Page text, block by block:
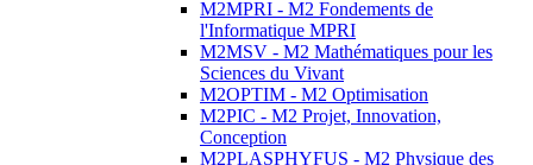
M2MPRI - M2 Fondements de
l'Informatique MPRI
M2MSV - M2 Mathématiques pour les
Sciences du Vivant
M2OPTIM - M2 Optimisation
M2PIC - M2 Projet, Innovation,
Conception
M2PLASPHYFUS - M2 Physique des